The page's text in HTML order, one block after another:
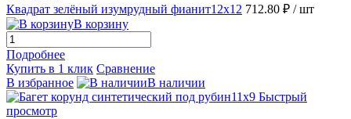
Квадрат зелёный изумрудный фианит12х12 712.80 ₽ / шт
В корзину
Подробнее
Купить в 1 клик Сравнение
В избранное
В наличии
Быстрый
просмотр